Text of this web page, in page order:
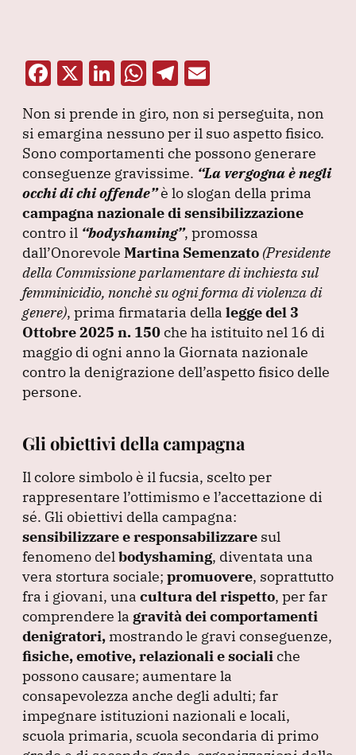
F
c
e
b
o
o
k
X Li
k
e
dI
n
W
at
s
A
p
p
T
e
gr
a
m
ai
l
Non si prende in giro, non si perseguita, non
si emargina nessuno per il suo aspetto fisico.
Sono comportamenti che possono generare
conseguenze gravissime. “La vergogna è negli
occhi di chi offende”è lo slogan della prima
campagna nazionale di sensibilizzazione
contro il “bodyshaming”, promossa
dall’Onorevole Martina Semenzato (Presidente
della Commissione parlamentare di inchiesta sul
femminicidio, nonchè su ogni forma di violenza di
genere), prima firmataria della legge del 3
Ottobre 2025 n. 150che ha istituito nel 16 di
maggio di ogni anno la Giornata nazionale
contro la denigrazione dell’aspetto fisico delle
persone.
Gli obiettivi della campagna
Il colore simbolo è il fucsia, scelto per
rappresentare l’ottimismo e l’accettazione di
sé. Gli obiettivi della campagna:
sensibilizzare e responsabilizzare sul
fenomeno del bodyshaming, diventata una
vera stortura sociale; promuovere, soprattutto
fra i giovani, una cultura del rispetto, per far
comprendere la gravità dei comportamenti
denigratori, mostrando le gravi conseguenze,
fisiche, emotive, relazionali e sociali che
possono causare; aumentare la
consapevolezza anche degli adulti; far
impegnare istituzioni nazionali e locali,
scuola primaria, scuola secondaria di primo